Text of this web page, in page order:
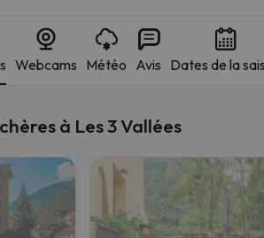
se soit égaré. Dès qu'il aura
Webcams Météo Avis Dates de la
à Les 3 Vallées